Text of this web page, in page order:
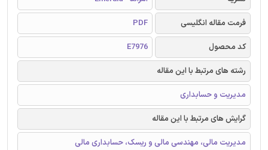
فرمت مقاله انگلیسی
PDF
کد محصول
E7976
رشته های مرتبط با این مقاله
مدیریت و حسابداری
گرایش های مرتبط با این مقاله
مدیریت مالی، مهندسی مالی و ریسک، حسابداری مالی